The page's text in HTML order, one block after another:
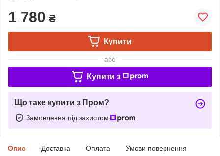
1 780 ₴
Купити
або
Купити з
Що таке купити з Пром?
Замовлення під захистом
Опис Доставка Оплата Умови повернення